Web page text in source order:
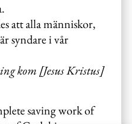
att alla människor,
syndare i vår
kom [Jesus Kristus]
saving work of